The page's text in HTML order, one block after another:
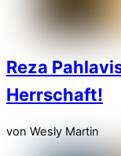
Reza
Herrschaft!
von Wesly Martin